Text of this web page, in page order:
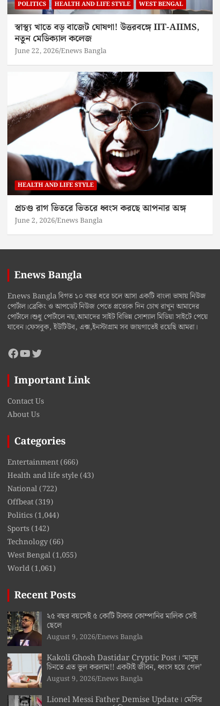
POLITICS HEALTH AND LIFE STYLE WEST BENGAL
স্বাস্থ্য খাতে বড় বাজেট ঘোষণা! উত্তরবঙ্গে IIT-AIIMS,
নতুন মেডিক্যাল কলেজ
June 22, 2026 Enews Bangla
HEALTH AND LIFE STYLE
প্রচণ্ড রাগ ভিতরে ভিতরে ধ্বংস করছে আপনার অঙ্গ
June 2, 2026 Enews Bangla
Enews Bangla
Enews Bangla বিগত ১০ বছর ধরে চলে আসা একটি বাংলা ভাষায় নিউজ
পোর্টাল।ব্রেকিং ও আপডেট নিউজ পেতে প্রত্যেক দিন চোখ রাখুন আমাদের
পোর্টালে।শুধু পোর্টালে নয়,আমাদের সাইট বিভিন্ন সোশ্যাল মিডিয়া সাইটে পেয়ে
যাবেন।ফেসবুক, ইউটিউব, এক্স,ইনস্টাগ্রাম সব জায়গাতেই রয়েছি আমরা।
Facebook
YouTube
Twitter
Important Link
Contact Us
About Us
Categories
Entertainment(666)
Health and life style(43)
National(722)
Offbeat(319)
Politics (1,044)
Sports (142)
Technology(66)
West Bengal(1,055)
World(1,061)
Recent Posts
২৫ বছর বয়সেই ৫ কোটি টাকার কোম্পানির মালিক সেই
ছেলে
August 9, 2026 Enews Bangla
Kakoli Ghosh Dastidar Cryptic Post। ‘মানুষ
চিনতে এত ভুল করলাম!! একটাই জীবন, ধ্বংস হয়ে গেল’
August 9, 2026 Enews Bangla
Lionel Messi Father Demise Update। মেসির